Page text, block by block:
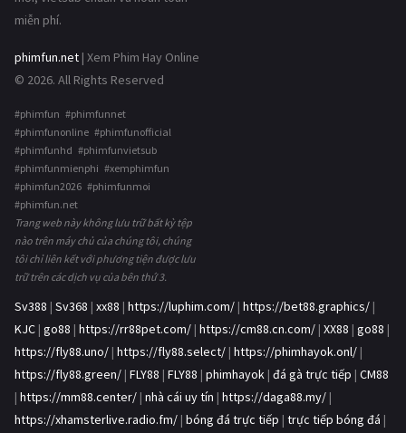
miễn phí.
phimfun.net | Xem Phim Hay Online
© 2026. All Rights Reserved
#phimfun #phimfunnet
#phimfunonline #phimfunofficial
#phimfunhd #phimfunvietsub
#phimfunmienphi #xemphimfun
#phimfun2026 #phimfunmoi
#phimfun.net
Trang web này không lưu trữ bất kỳ tệp
nào trên máy chủ của chúng tôi, chúng
tôi chỉ liên kết với phương tiện được lưu
trữ trên các dịch vụ của bên thứ 3.
Sv388 | Sv368 | xx88 | https://luphim.com/ | https://bet88.graphics/ |
KJC | go88 | https://rr88pet.com/ | https://cm88.cn.com/ | XX88 | go88 |
https://fly88.uno/ | https://fly88.select/ | https://phimhayok.onl/ |
https://fly88.green/ | FLY88 | FLY88 | phimhayok | đá gà trực tiếp | CM88
| https://mm88.center/ | nhà cái uy tín | https://daga88.my/ |
https://xhamsterlive.radio.fm/ | bóng đá trực tiếp | trực tiếp bóng đá |